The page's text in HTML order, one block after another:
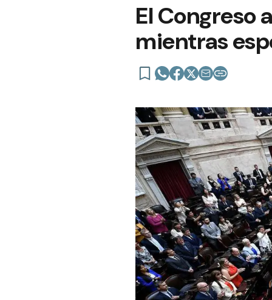
El Congreso
mientras